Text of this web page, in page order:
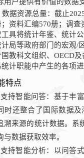
用户提供有价值的数据
数据资源总量： 截止
；资料汇编570册；调查
工具将统计年鉴、统计
计局等政府部门的宏观/
教科文组织、 OECD及
统计职能中产生的各项
特点
持智能问答：基于丰
时还整合了国际数据
溯来源的统计数据。系
与数据获取效率。
持智能分析：以问答